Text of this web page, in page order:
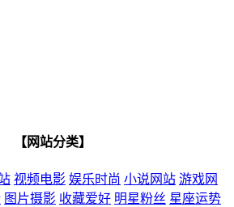
【网站分类】
视频电影 娱乐时尚 小说网站 游戏网
图片摄影 收藏爱好 明星粉丝 星座运势